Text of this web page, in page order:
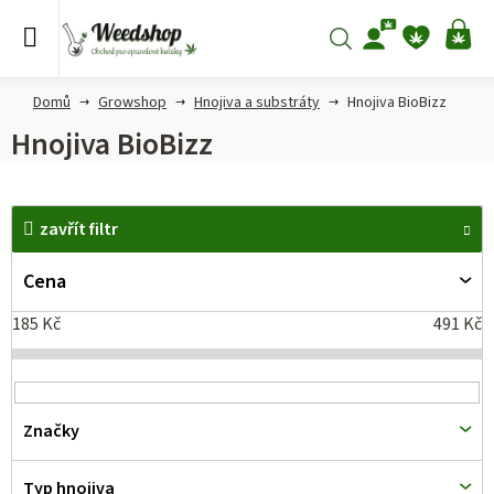
Hledat
Domů Growshop Hnojiva a substráty Hnojiva BioBizz
Hnojiva BioBizz
zavřít filtr
Cena
185 Kč 491 Kč
Značky
Typ hnojiva
V
p
i
s
p
r
o
d